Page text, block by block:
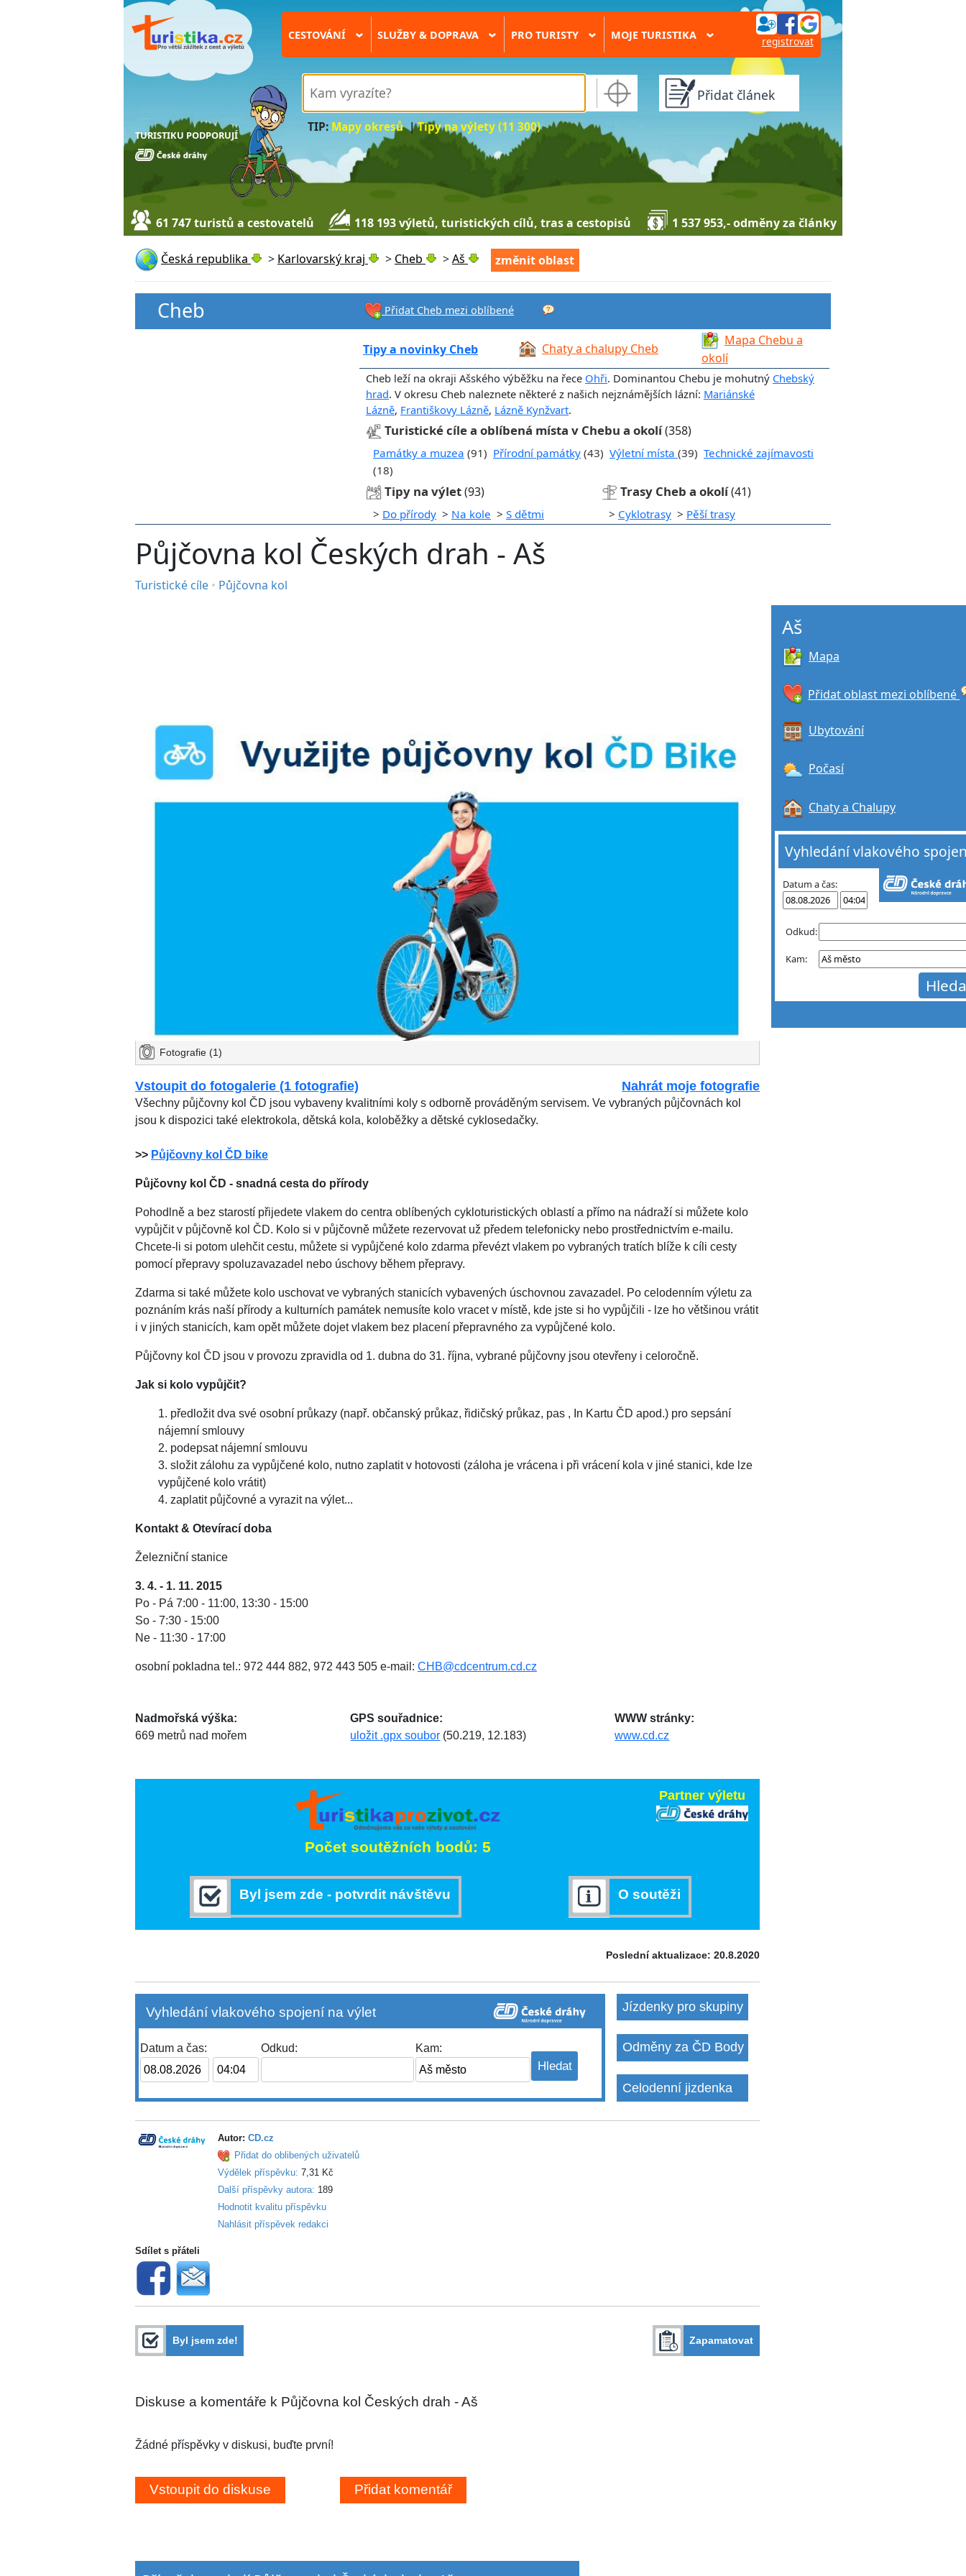
TURISTIKU PODPORUJÍ
CESTOVÁNÍ › SLUŽBY & DOPRAVA › PRO TURISTY › MOJE TURISTIKA › registrovat
TIP: Mapy okresů|Tipy na výlety (11 300)
Přidat článek
61 747 turistů a cestovatelů 118 193 výletů, turistických cílů, tras a cestopisů 1 537 953,- odměny za články
Česká republika > Karlovarský kraj > Cheb >Aš změnit oblast
Cheb Přidat Cheb mezi oblíbené
Tipy a novinky Cheb Chaty a chalupy Cheb
Mapa Chebu a
okolí
Cheb leží na okraji Ašského výběžku na řece Ohři. Dominantou Chebu je mohutný Chebský
hrad. V okresu Cheb naleznete některé z našich nejznámějších lázní: Mariánské
Lázně, Františkovy Lázně, Lázně Kynžvart.
Turistické cíle a oblíbená místa v Chebu a okolí(358)
Památky a muzea (91) Přírodní památky (43) Výletní místa (39) Technické zajímavosti
(18)
Tipy na výlet(93) Trasy Cheb a okolí(41)
> Do přírody > Na kole > S dětmi > Cyklotrasy > Pěší trasy
Půjčovna kol Českých drah - Aš
Turistické cíle • Půjčovna kol
Fotografie (1)
Nahrát moje fotografie
Vstoupit do fotogalerie (1 fotografie)
Všechny půjčovny kol ČD jsou vybaveny kvalitními koly s odborně prováděným servisem. Ve vybraných půjčovnách kol
jsou k dispozici také elektrokola, dětská kola, koloběžky a dětské cyklosedačky.
>> Půjčovny kol ČD bike
Půjčovny kol ČD - snadná cesta do přírody
Pohodlně a bez starostí přijedete vlakem do centra oblíbených cykloturistických oblastí a přímo na nádraží si můžete kolo
vypůjčit v půjčovně kol ČD. Kolo si v půjčovně můžete rezervovat už předem telefonicky nebo prostřednictvím e-mailu.
Chcete-li si potom ulehčit cestu, můžete si vypůjčené kolo zdarma převézt vlakem po vybraných tratích blíže k cíli cesty
pomocí přepravy spoluzavazadel nebo úschovy během přepravy.
Zdarma si také můžete kolo uschovat ve vybraných stanicích vybavených úschovnou zavazadel. Po celodenním výletu za
poznáním krás naší přírody a kulturních památek nemusíte kolo vracet v místě, kde jste si ho vypůjčili - lze ho většinou vrátit
i v jiných stanicích, kam opět můžete dojet vlakem bez placení přepravného za vypůjčené kolo.
Půjčovny kol ČD jsou v provozu zpravidla od 1. dubna do 31. října, vybrané půjčovny jsou otevřeny i celoročně.
Jak si kolo vypůjčit?
předložit dva své osobní průkazy (např. občanský průkaz, řidičský průkaz, pas , In Kartu ČD apod.) pro sepsání
nájemní smlouvy
podepsat nájemní smlouvu
složit zálohu za vypůjčené kolo, nutno zaplatit v hotovosti (záloha je vrácena i při vrácení kola v jiné stanici, kde lze
vypůjčené kolo vrátit)
zaplatit půjčovné a vyrazit na výlet...
Kontakt & Otevírací doba
Železniční stanice
3. 4. - 1. 11. 2015
Po - Pá 7:00 - 11:00, 13:30 - 15:00
So - 7:30 - 15:00
Ne - 11:30 - 17:00
osobní pokladna tel.: 972 444 882, 972 443 505 e-mail: CHB@cdcentrum.cd.cz
Nadmořská výška:
669 metrů nad mořem
GPS souřadnice:
uložit .gpx soubor (50.219, 12.183)
WWW stránky:
www.cd.cz
Počet soutěžních bodů: 5
Partner výletu
Byl jsem zde - potvrdit návštěvu O soutěži
Poslední aktualizace: 20.8.2020
Vyhledání vlakového spojení na výlet
Datum a čas: Odkud: Kam:
Jízdenky pro skupiny
Odměny za ČD Body
Celodenní jizdenka
Autor:CD.cz
Přidat do oblibených uživatelů
Výdělek příspěvku: 7,31 Kč
Další příspěvky autora: 189
Hodnotit kvalitu příspěvku
Nahlásit příspěvek redakci
Sdílet s přáteli
Byl jsem zde! Zapamatovat
Diskuse a komentáře k Půjčovna kol Českých drah - Aš
Žádné příspěvky v diskusi, buďte první!
Aš
Mapa
Přidat oblast mezi oblíbené
Ubytování
Počasí
Chaty a Chalupy
Vyhledání vlakového
Datum a čas:
Odkud:
Kam: